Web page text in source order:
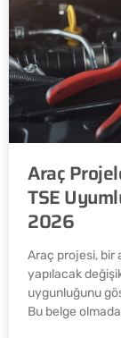
Araç
TSE
2026
Araç projesi, bir
yapılacak
uygunluğunu
Bu belge